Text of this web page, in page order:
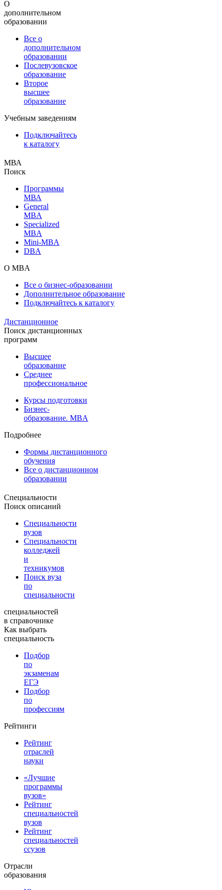
О
дополнительном
образовании
Все о
дополнительном
образовании
Послевузовское
образование
Второе
высшее
образование
Учебным заведениям
Подключайтесь
к каталогу
МВА
Поиск
Программы
МВА
General
MBA
Specialized
MBA
Mini-MBA
DBA
О MBA
Все о бизнес-образовании
Дополнительное образование
Подключайтесь к каталогу
Дистанционное
Поиск дистанционных
программ
Высшее
образование
Среднее
профессиональное
Курсы подготовки
Бизнес-
образование. MBA
Подробнее
Формы дистанционного
обучения
Все о дистанционном
образовании
Специальности
Поиск описаний
Специальности
вузов
Специальности
колледжей
и
техникумов
Поиск вуза
по
специальности
специальностей
в справочнике
Как выбрать
специальность
Подбор
по
экзаменам
ЕГЭ
Подбор
по
профессиям
Рейтинги
Рейтинг
отраслей
науки
«Лучшие
программы
вузов»
Рейтинг
специальностей
вузов
Рейтинг
специальностей
ссузов
Отрасли
образования